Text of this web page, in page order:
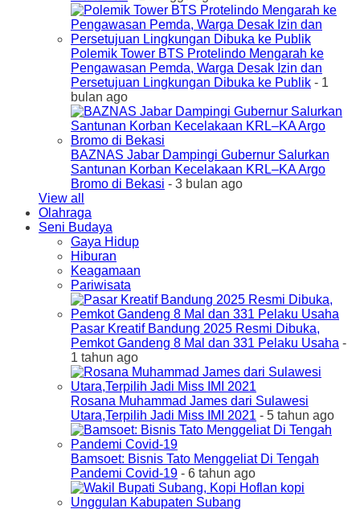
Polemik Tower BTS Protelindo Mengarah ke
Pengawasan Pemda, Warga Desak Izin dan
Persetujuan Lingkungan Dibuka ke Publik - 1
bulan ago
BAZNAS Jabar Dampingi Gubernur Salurkan
Santunan Korban Kecelakaan KRL–KA Argo
Bromo di Bekasi - 3 bulan ago
View all
Olahraga
Seni Budaya
Gaya Hidup
Hiburan
Keagamaan
Pariwisata
Pasar Kreatif Bandung 2025 Resmi Dibuka,
Pemkot Gandeng 8 Mal dan 331 Pelaku Usaha -
1 tahun ago
Rosana Muhammad James dari Sulawesi
Utara,Terpilih Jadi Miss IMI 2021 - 5 tahun ago
Bamsoet: Bisnis Tato Menggeliat Di Tengah
Pandemi Covid-19 - 6 tahun ago